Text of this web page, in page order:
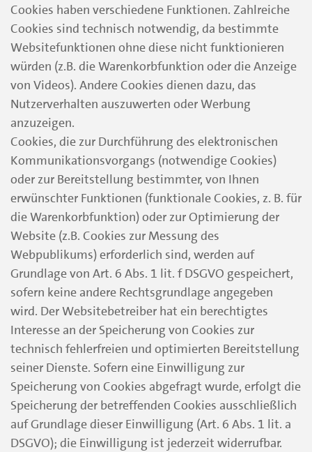
Cookies haben verschiedene Funktionen. Zahlreiche
Cookies sind technisch notwendig, da bestimmte
Websitefunktionen ohne diese nicht funktionieren
würden (z.B. die Warenkorbfunktion oder die Anzeige
von Videos). Andere Cookies dienen dazu, das
Nutzerverhalten auszuwerten oder Werbung
anzuzeigen.
Cookies, die zur Durchführung des elektronischen
Kommunikationsvorgangs (notwendige Cookies)
oder zur Bereitstellung bestimmter, von Ihnen
erwünschter Funktionen (funktionale Cookies, z. B. für
die Warenkorbfunktion) oder zur Optimierung der
Website (z.B. Cookies zur Messung des
Webpublikums) erforderlich sind, werden auf
Grundlage von Art. 6 Abs. 1 lit. f DSGVO gespeichert,
sofern keine andere Rechtsgrundlage angegeben
wird. Der Websitebetreiber hat ein berechtigtes
Interesse an der Speicherung von Cookies zur
technisch fehlerfreien und optimierten Bereitstellung
seiner Dienste. Sofern eine Einwilligung zur
Speicherung von Cookies abgefragt wurde, erfolgt die
Speicherung der betreffenden Cookies ausschließlich
auf Grundlage dieser Einwilligung (Art. 6 Abs. 1 lit. a
DSGVO); die Einwilligung ist jederzeit widerrufbar.